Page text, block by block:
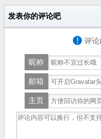
发表你的评论吧
! 评论
昵称
邮箱
主页